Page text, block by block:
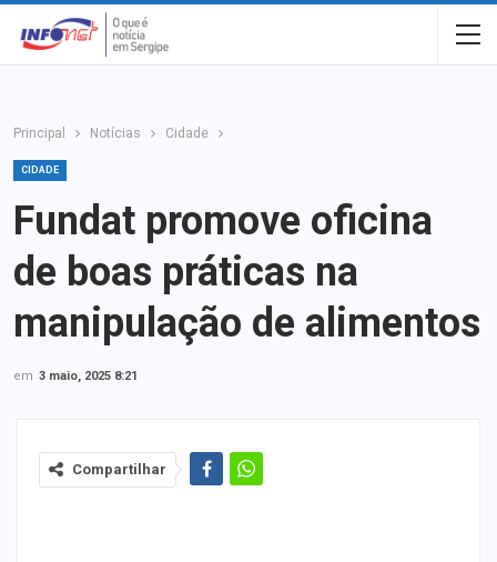
Principal Notícias Cidade
CIDADE
Fundat promove oficina
de boas práticas na
manipulação de alimentos
em 3 maio, 2025 8:21
Compartilhar